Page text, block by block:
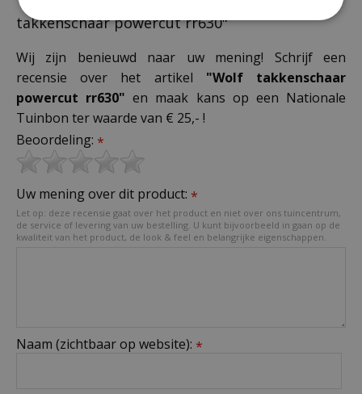
takkenschaar powercut rr630"
Wij zijn benieuwd naar uw mening! Schrijf een
recensie over het artikel "Wolf takkenschaar
powercut rr630" en maak kans op een Nationale
Tuinbon ter waarde van € 25,- !
Beoordeling: *
Uw mening over dit product: *
Let op: deze recensie gaat over het product en niet over ons tuincentrum,
de service of levering van uw bestelling. U kunt bijvoorbeeld in gaan op de
kwaliteit van het product, de look & feel en belangrijke eigenschappen.
Naam (zichtbaar op website): *